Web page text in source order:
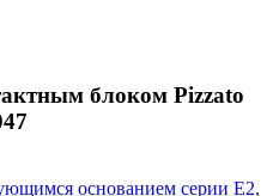
блоком Pizzato